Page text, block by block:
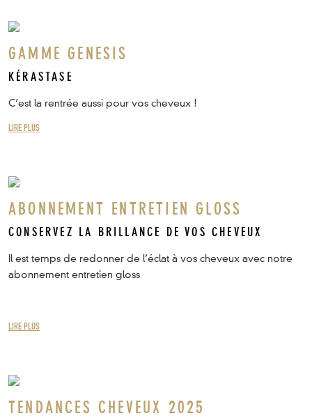
GAMME GENESIS
KÉRASTASE
C’est la rentrée aussi pour vos cheveux !
LIRE PLUS
ABONNEMENT ENTRETIEN GLOSS
CONSERVEZ LA BRILLANCE DE VOS CHEVEUX
Il est temps de redonner de l’éclat à vos cheveux avec notre
abonnement entretien gloss
LIRE PLUS
TENDANCES CHEVEUX 2025